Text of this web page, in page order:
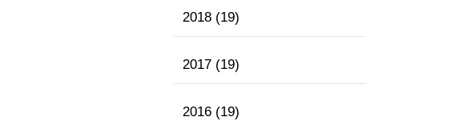
2018 (19)
2017 (19)
2016 (19)